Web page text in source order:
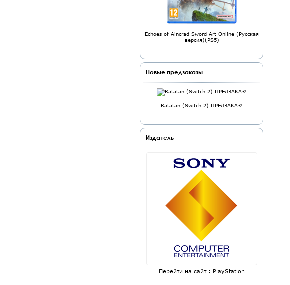
Echoes of Aincrad Sword Art Online (Русская
версия)(PS5)
Новые предзаказы
Ratatan (Switch 2) ПРЕДЗАКАЗ!
Издатель
Перейти на сайт : PlayStation